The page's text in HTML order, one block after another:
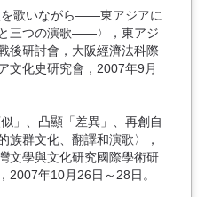
を歌いながら――東アジアに
三つの演歌――〉，東アジ
後研討會，大阪經濟法科際
文化史研究會，2007年9月
」、凸顯「差異」、再創自
群文化、翻譯和演歌〉，
文學與文化研究國際學術研
2007年10月26日～28日。